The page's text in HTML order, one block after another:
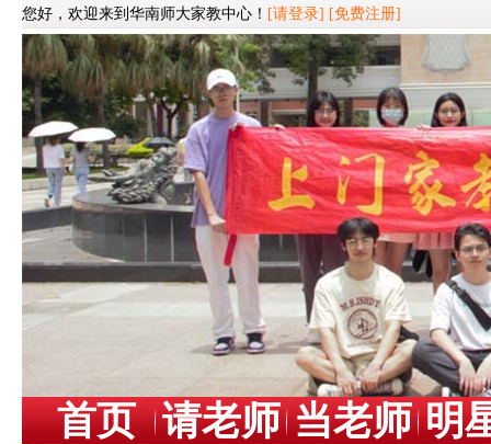
您好，欢迎来到华南师大家教中心！ [请登录] [免费注册]
首页 请老师 当老师 明